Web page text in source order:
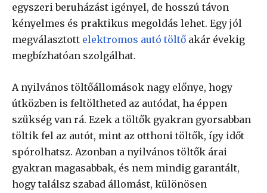
egyszeri beruházást igényel, de hosszú távon
kényelmes és praktikus megoldás lehet. Egy jól
megválasztott elektromos autó töltő akár évekig
megbízhatóan szolgálhat.
A nyilvános töltőállomások nagy előnye, hogy
útközben is feltöltheted az autódat, ha éppen
szükség van rá. Ezek a töltők gyakran gyorsabban
töltik fel az autót, mint az otthoni töltők, így időt
spórolhatsz. Azonban a nyilvános töltők árai
gyakran magasabbak, és nem mindig garantált,
hogy találsz szabad állomást, különösen